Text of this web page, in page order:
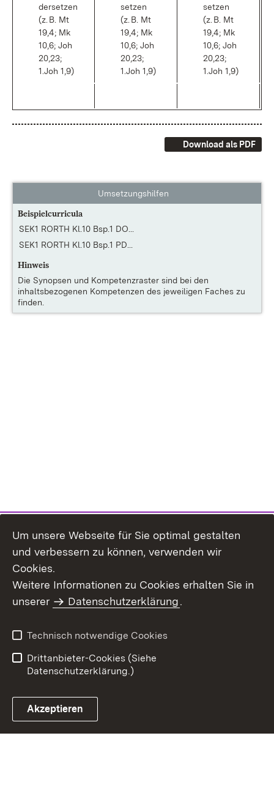
der­set­zen
(z. B. Mt
19,4; Mk
10,6; Joh
20,23;
1.Joh 1,9)
set­zen
(z. B. Mt
19,4; Mk
10,6; Joh
20,23;
1.Joh 1,9)
set­zen
(z. B. Mt
19,4; Mk
10,6; Joh
20,23;
1.Joh 1,9)
Download als PDF
Umsetzungshilfen
Beispielcurricula
SEK1 RORTH Kl.10 Bsp.1 DO...
SEK1 RORTH Kl.10 Bsp.1 PD...
Hinweis
Die Synopsen und Kompetenzraster sind bei den
inhaltsbezogenen Kompetenzen des jeweiligen Faches zu
finden.
Um unsere Webseite für Sie optimal gestalten
und verbessern zu können, verwenden wir
Cookies.
Weitere Informationen zu Cookies erhalten Sie in
unserer
Datenschutzerklärung.
Technisch notwendige Cookies
Drittanbieter-Cookies (Siehe
Datenschutzerklärung.)
Akzeptieren